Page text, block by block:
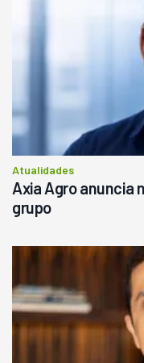
Atualidades
Axia Agro anuncia
grupo